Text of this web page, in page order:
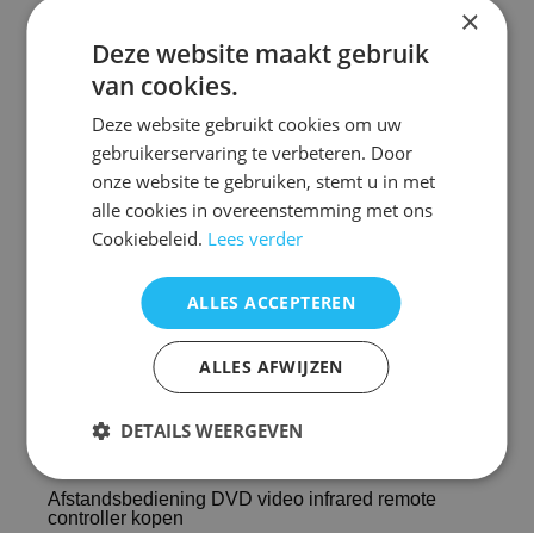
(€3,50)
4 Stuks passende batterijen voor uw
afstandsbediening
Toevoegen aan winkelwagen
Afstandsbediening DVD video infrared remote
Afstandsbediening DVD video infrared remote
controller kopen
×
Deze website maakt gebruik
van cookies.
Deze website gebruikt cookies om uw
gebruikerservaring te verbeteren. Door
onze website te gebruiken, stemt u in met
alle cookies in overeenstemming met ons
Cookiebeleid. Lees verder
ALLES ACCEPTEREN
ALLES AFWIJZEN
DETAILS WEERGEVEN